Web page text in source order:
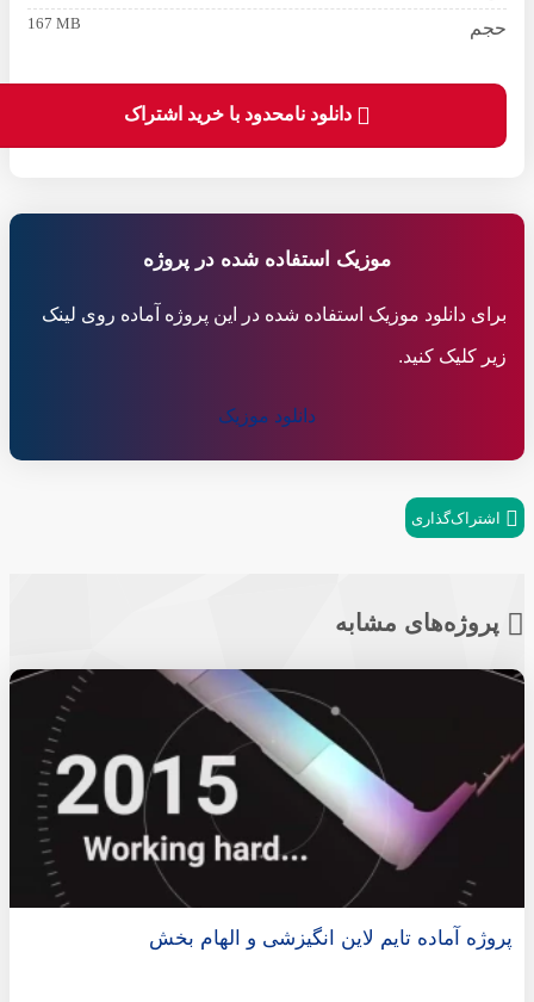
حجم 167 MB
دانلود نامحدود با خرید اشتراک
موزیک استفاده شده در پروژه
برای دانلود موزیک استفاده شده در این پروژه آماده روی لینک
زیر کلیک کنید.
دانلود موزیک
اشتراک‌گذاری
پروژه‌های مشابه
پروژه آماده تایم لاین انگیزشی و الهام بخش